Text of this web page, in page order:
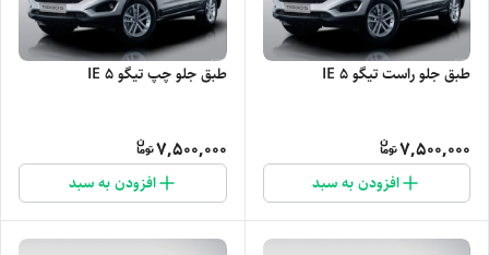
طبق جلو راست تیگو 5 IE
7,500,000
افزودن به سبد
طبق جلو چپ تیگو 5 IE
7,500,000
افزودن به سبد